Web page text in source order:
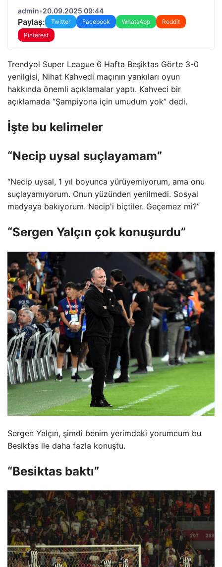
admin•20.09.2025 09:44
Paylaş: Twitter Facebook WhatsApp
Reddit
Pinterest
Trendyol Super League 6 Hafta Beşiktas Görte 3-0
yenilgisi, Nihat Kahvedi maçının yankıları oyun
hakkında önemli açıklamalar yaptı. Kahveci bir
açıklamada “Şampiyona için umudum yok” dedi.
İşte bu kelimeler
“Necip uysal suçlayamam”
“Necip uysal, 1 yıl boyunca yürüyemiyorum, ama onu
suçlayamıyorum. Onun yüzünden yenilmedi. Sosyal
medyaya bakıyorum. Necip'i biçtiler. Geçemez mi?”
“Sergen Yalçın çok konuşurdu”
Sergen Yalçın, şimdi benim yerimdeki yorumcum bu
Besiktas ile daha fazla konuştu.
“Besiktas baktı”